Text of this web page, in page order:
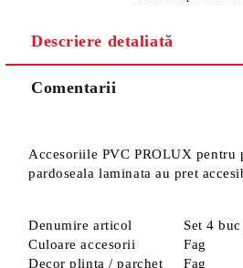
Sunt de acord cuPolitica de
Noi vă vom contacta pentru finalizarea
Descriere detaliată
Comentarii
Accesoriile PVC PROLUX pentru
pardoseala laminata au pret
Denumire articol
Set 4
Culoare accesorii
Fag
Decor plinta / parchet
Fag